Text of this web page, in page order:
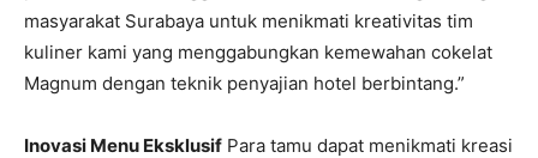
masyarakat Surabaya untuk menikmati kreativitas tim
kuliner kami yang menggabungkan kemewahan cokelat
Magnum dengan teknik penyajian hotel berbintang.”
Inovasi Menu Eksklusif Para tamu dapat menikmati kreasi